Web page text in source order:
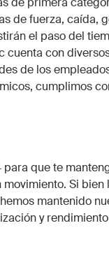
de fuerza, caída,
el paso del
cuenta con
de los
cumplimos
que te
Si bien
mantenido
y